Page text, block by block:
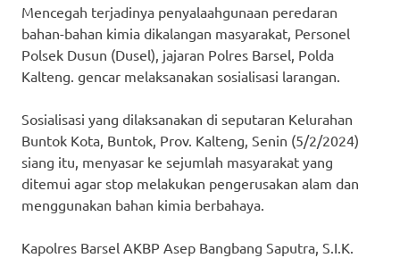
Mencegah terjadinya penyalaahgunaan peredaran
bahan-bahan kimia dikalangan masyarakat, Personel
Polsek Dusun (Dusel), jajaran Polres Barsel, Polda
Kalteng. gencar melaksanakan sosialisasi larangan.
Sosialisasi yang dilaksanakan di seputaran Kelurahan
Buntok Kota, Buntok, Prov. Kalteng, Senin (5/2/2024)
siang itu, menyasar ke sejumlah masyarakat yang
ditemui agar stop melakukan pengerusakan alam dan
menggunakan bahan kimia berbahaya.
Kapolres Barsel AKBP Asep Bangbang Saputra, S.I.K.